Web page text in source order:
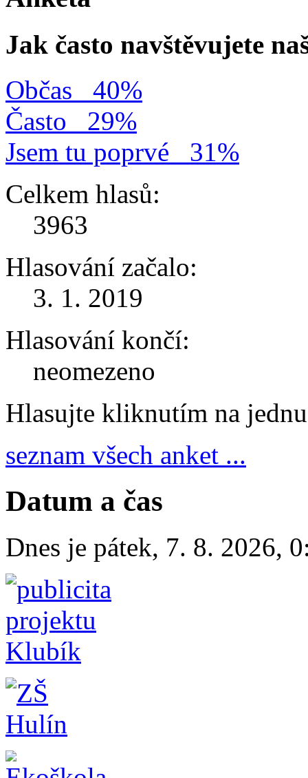
Jak často navštěvujete
Občas
40%
Často
29%
Jsem tu poprvé
31%
Celkem hlasů:
3963
Hlasování začalo:
3. 1. 2019
Hlasování končí:
neomezeno
Hlasujte kliknutím na
seznam všech anket ...
Datum a čas
Dnes je pátek, 7. 8. 2026,